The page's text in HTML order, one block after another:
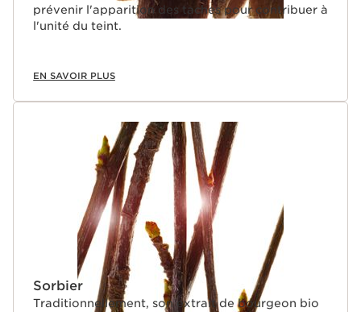
prévenir l'apparition des taches pour contribuer à
l'unité du teint.
EN SAVOIR PLUS
Sorbier
Traditionnellement, son extrait de bourgeon bio